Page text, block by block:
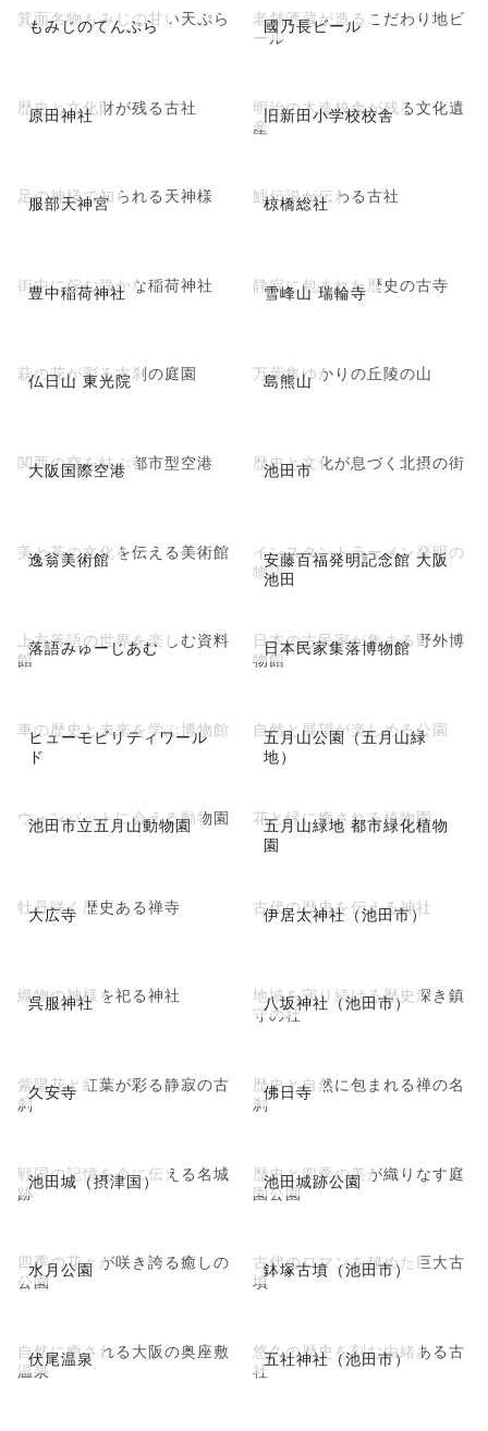
もみじのてんぷら
箕面名物もみじの甘い天ぷら 國乃長ビール
老舗酒蔵が造るこだわり地ビ
ール
原田神社
歴史と文化財が残る古社 旧新田小学校校舎
明治の木造校舎が残る文化遺
産
服部天神宮
足の神様で知られる天神様 椋橋総社
鯉伝説が伝わる古社
豊中稲荷神社
街中に佇む静かな稲荷神社 雪峰山 瑞輪寺
静寂に包まれた歴史の古寺
仏日山 東光院
萩の花が彩る古刹の庭園 島熊山
万葉集ゆかりの丘陵の山
大阪国際空港
関西の空を結ぶ都市型空港 池田市
歴史と文化が息づく北摂の街
逸翁美術館
美と茶の文化を伝える美術館
安藤百福発明記念館 大阪
池田
インスタントラーメン発明の
物語
落語みゅーじあむ
上方落語の世界を楽しむ資料
館
日本民家集落博物館
日本の古民家が集まる野外博
物館
ヒューモビリティワール
ド
車の歴史と未来を学ぶ博物館
五月山公園（五月山緑
地）
自然と展望が楽しめる公園
池田市立五月山動物園
ウォンバットに会える動物園
五月山緑地 都市緑化植物
園
花と緑に癒される植物園
大広寺
牡丹咲く歴史ある禅寺 伊居太神社（池田市）
古代の歴史を伝える神社
呉服神社
織物の神様を祀る神社 八坂神社（池田市）
地域を守り続ける歴史深き鎮
守の社
久安寺
紫陽花と紅葉が彩る静寂の古
刹
佛日寺
歴史と自然に包まれる禅の名
刹
池田城（摂津国）
戦国の記憶を今に伝える名城
跡
池田城跡公園
歴史と四季の美が織りなす庭
園公園
水月公園
四季の花々が咲き誇る癒しの
公園
鉢塚古墳（池田市）
古代のロマンを秘めた巨大古
墳
伏尾温泉
自然に癒される大阪の奥座敷
温泉
五社神社（池田市）
悠久の歴史を刻む由緒ある古
社